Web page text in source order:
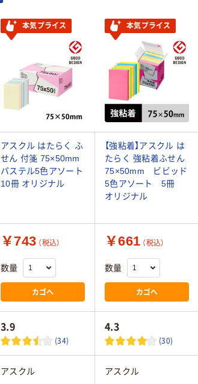
本気プライス 本気プライス
アスクル はたらく ふ
せん 付箋 75×50mm
パステル5色アソート
10冊 オリジナル
【強粘着】アスクル は
たらく 強粘着ふせん
75×50mm ビビッド
5色アソート 5冊
オリジナル
￥743 （税込）
数量
カゴへ
￥661 （税込）
数量
カゴへ
3.9
(34)
4.3
(30)
アスクル アスクル